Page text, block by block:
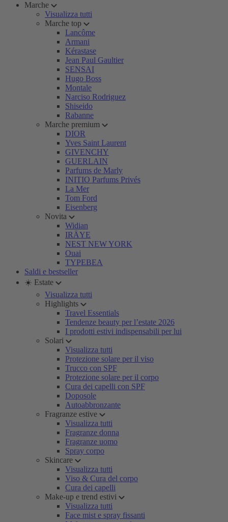
Marche
Visualizza tutti
Marche top
Lancôme
Armani
Kérastase
Jean Paul Gaultier
SENSAI
Hugo Boss
Montale
Narciso Rodriguez
Shiseido
Rabanne
Marche premium
DIOR
Yves Saint Laurent
GIVENCHY
GUERLAIN
Parfums de Marly
INITIO Parfums Privés
La Mer
Tom Ford
Eisenberg
Novita
Widian
IRÄYE
NEST NEW YORK
Ouai
TYPEBEA
Saldi e bestseller
☀️ Estate
Visualizza tutti
Highlights
Travel Essentials
Tendenze beauty per l’estate 2026
I prodotti estivi indispensabili per lui
Solari
Visualizza tutti
Protezione solare per il viso
Trucco con SPF
Protezione solare per il corpo
Cura dei capelli con SPF
Doposole
Autoabbronzante
Fragranze estive
Visualizza tutti
Fragranze donna
Fragranze uomo
Spray corpo
Skincare
Visualizza tutti
Viso & Cura del corpo
Cura dei capelli
Make-up e trend estivi
Visualizza tutti
Face mist e spray fissanti